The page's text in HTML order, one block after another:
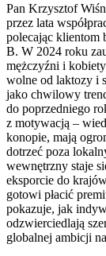
Pan Krzysztof
przez lata
polecając klientom
B. W 2024 roku
mężczyźni i
wolne od laktozy i
jako chwilowy
do poprzedniego
z motywacją –
konopie, mają
dotrzeć poza
wewnętrzny staje
eksporcie do
gotowi płacić
pokazuje, jak
odzwierciedlają
globalnej ambicji